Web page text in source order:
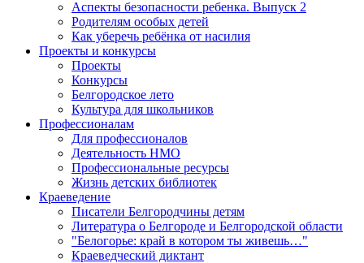
Аспекты безопасности ребенка. Выпуск 2
Родителям особых детей
Как уберечь ребёнка от насилия
Проекты и конкурсы
Проекты
Конкурсы
Белгородское лето
Культура для школьников
Профессионалам
Для профессионалов
Деятельность НМО
Профессиональные ресурсы
Жизнь детских библиотек
Краеведение
Писатели Белгородчины детям
Литература о Белгороде и Белгородской области
"Белогорье: край в котором ты живешь…"
Краеведческий диктант